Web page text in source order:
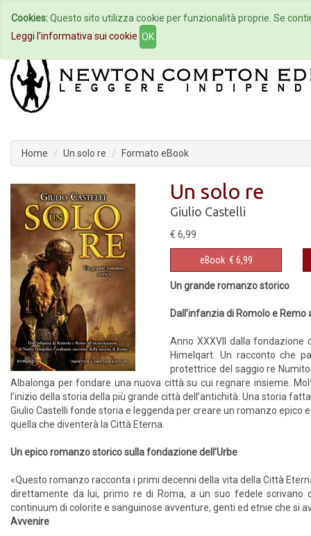
Home Autori Eventi
Home Un solo re Formato eBook
Un solo re
Giulio Castelli
€ 6,99
eBook € 6,99
Un grande romanzo storico
Dall’infanzia di Romolo e
Anno XXXVII dalla
Himelqart. Un racconto che
protettrice del saggio re
Albalonga per fondare una nuova città su cui regnare insieme.
l’inizio della storia della più grande città dell’antichità. Una storia
Giulio Castelli fonde storia e leggenda per creare un romanzo
quella che diventerà la Città Eterna.
Un epico romanzo storico sulla fondazione dell’Urbe
«Questo romanzo racconta i primi decenni della vita della Città
direttamente da lui, primo re di Roma, a un suo fedele
continuum di colorite e sanguinose avventure, genti ed etnie che si
Avvenire
Cookies:Questo sito utilizza cookie per funzionalità proprie. Se
Leggi l'informativa sui cookie OK